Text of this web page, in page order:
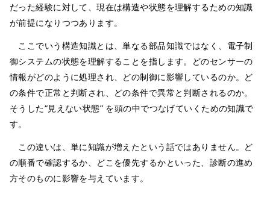
だった経験に対して、現在は構造や状態を理解するための知識
が前提になりつつあります。
ここでいう構造知識とは、単なる部品知識ではなく、電子制
御システムの状態を理解することを指します。どのセンサーの
情報がどのように処理され、どの制御に影響しているのか。ど
の条件で正常と判断され、どの条件で異常と判断されるのか。
そうした“見えない状態” を頭の中でつなげていくための知識で
す。
この違いは、単に知識が増えたという話ではありません。ど
の順番で確認するか、どこを優先するかといった、診断の進め
方そのものに影響を与えています。